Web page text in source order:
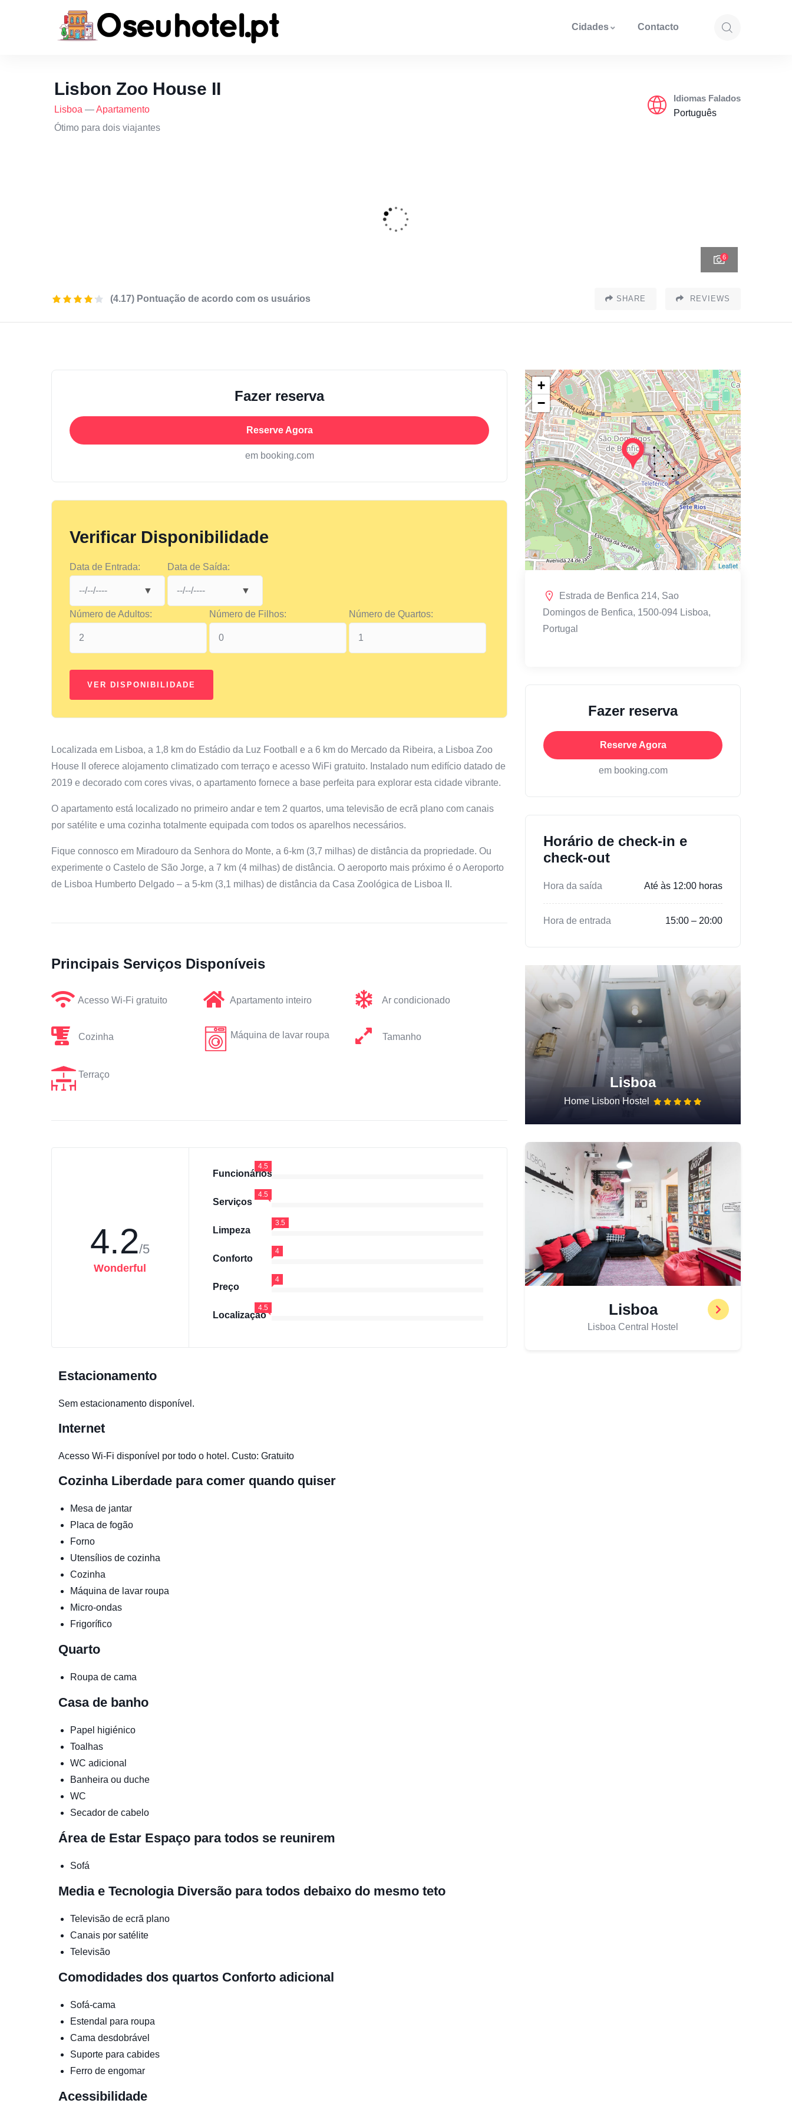
Cidades Contacto
Lisbon Zoo House II
Lisboa —Apartamento
Ótimo para dois viajantes
Idiomas Falados
Português
6
(4.17) Pontuação de acordo com os usuários SHARE REVIEWS
Fazer reserva
Reserve Agora
em booking.com
Verificar Disponibilidade
Data de Entrada: Data de Saída:
Número de Adultos: Número de Filhos: Número de Quartos:
Localizada em Lisboa, a 1,8 km do Estádio da Luz Football e a 6 km do Mercado da Ribeira, a Lisboa Zoo
House II oferece alojamento climatizado com terraço e acesso WiFi gratuito. Instalado num edifício datado de
2019 e decorado com cores vivas, o apartamento fornece a base perfeita para explorar esta cidade vibrante.
O apartamento está localizado no primeiro andar e tem 2 quartos, uma televisão de ecrã plano com canais
por satélite e uma cozinha totalmente equipada com todos os aparelhos necessários.
Fique connosco em Miradouro da Senhora do Monte, a 6-km (3,7 milhas) de distância da propriedade. Ou
experimente o Castelo de São Jorge, a 7 km (4 milhas) de distância. O aeroporto mais próximo é o Aeroporto
de Lisboa Humberto Delgado – a 5-km (3,1 milhas) de distância da Casa Zoológica de Lisboa II.
Principais Serviços Disponíveis
Acesso Wi-Fi gratuito Apartamento inteiro Ar condicionado
Cozinha Máquina de lavar roupa Tamanho
Terraço
4.2/5
Wonderful
Funcionários
4.5
Serviços
4.5
Limpeza
3.5
Conforto
4
Preço
4
Localização
4.5
Estacionamento
Sem estacionamento disponível.
Internet
Acesso Wi-Fi disponível por todo o hotel. Custo: Gratuito
Cozinha Liberdade para comer quando quiser
Mesa de jantar
Placa de fogão
Forno
Utensílios de cozinha
Cozinha
Máquina de lavar roupa
Micro-ondas
Frigorífico
Quarto
Roupa de cama
Casa de banho
Papel higiénico
Toalhas
WC adicional
Banheira ou duche
WC
Secador de cabelo
Área de Estar Espaço para todos se reunirem
Sofá
Media e Tecnologia Diversão para todos debaixo do mesmo teto
Televisão de ecrã plano
Canais por satélite
Televisão
Comodidades dos quartos Conforto adicional
Sofá-cama
Estendal para roupa
Cama desdobrável
Suporte para cabides
Ferro de engomar
Acessibilidade
+
−
Leaflet
Estrada de Benfica 214, Sao
Domingos de Benfica, 1500-094 Lisboa,
Portugal
Fazer reserva
Reserve Agora
em booking.com
Horário de check-in e
check-out
Hora da saída Até às 12:00 horas
Hora de entrada 15:00 – 20:00
Lisboa
Home Lisbon Hostel
Lisboa
Lisboa Central Hostel